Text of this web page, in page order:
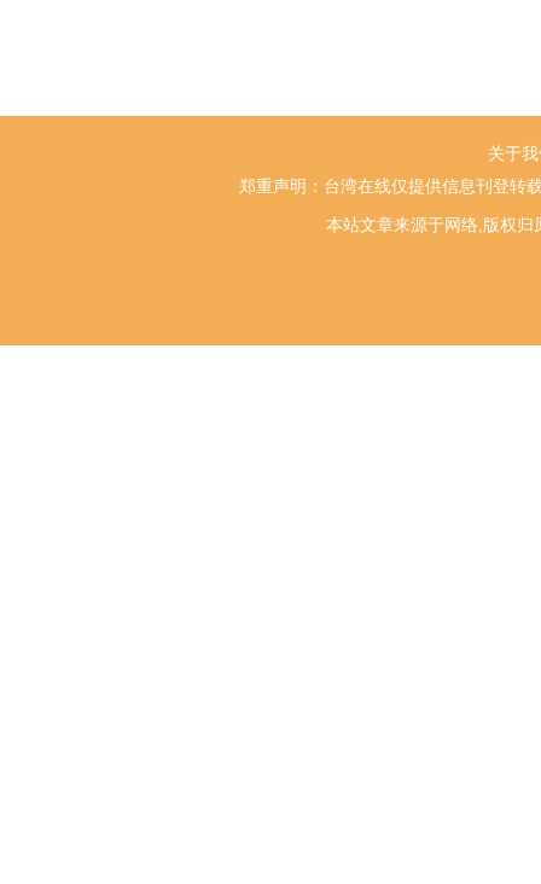
关于
郑重声明：台湾在线仅提供信息刊登转
本站文章来源于网络,版权